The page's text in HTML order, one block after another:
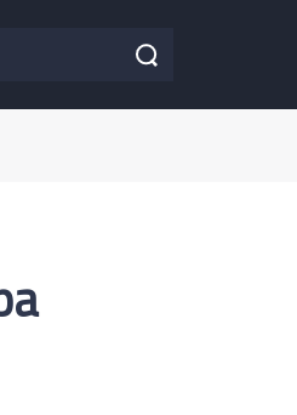
Szukaj